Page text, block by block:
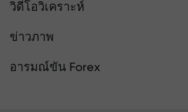
วิดีโอวิเคราะห์
ข่าวภาพ
อารมณ์ขัน Forex